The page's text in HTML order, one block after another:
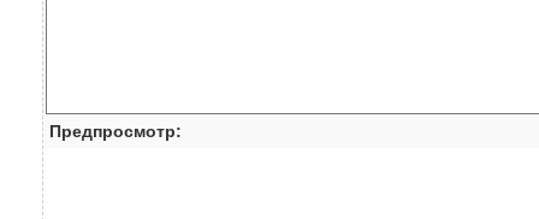
Предпросмотр: